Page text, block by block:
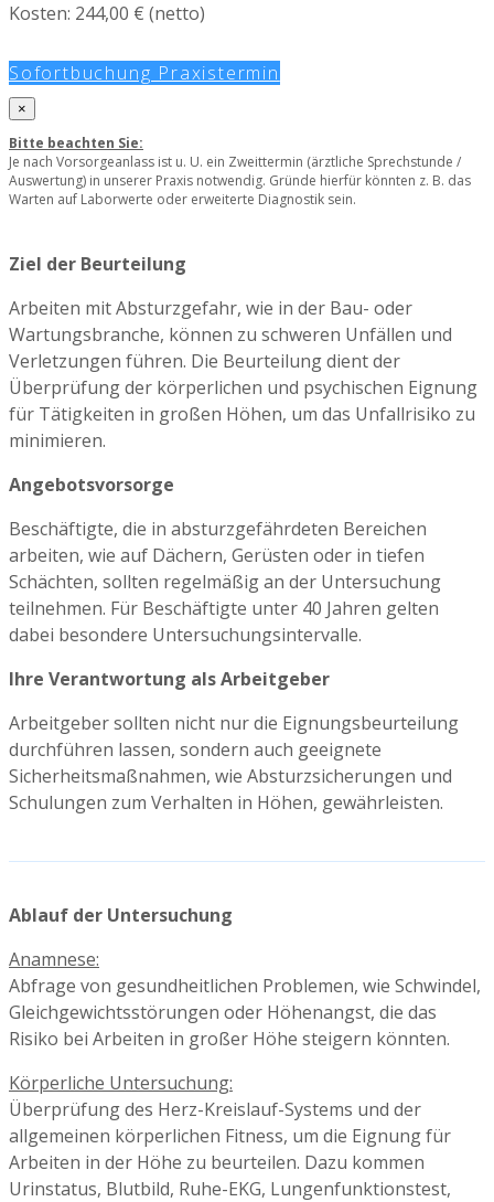
Kosten: 244,00 € (netto)
Sofortbuchung Praxistermin
×
Bitte beachten Sie:
Je nach Vorsorgeanlass ist u. U. ein Zweittermin (ärztliche Sprechstunde /
Auswertung) in unserer Praxis notwendig. Gründe hierfür könnten z. B. das
Warten auf Laborwerte oder erweiterte Diagnostik sein.
Ziel der Beurteilung
Arbeiten mit Absturzgefahr, wie in der Bau- oder
Wartungsbranche, können zu schweren Unfällen und
Verletzungen führen. Die Beurteilung dient der
Überprüfung der körperlichen und psychischen Eignung
für Tätigkeiten in großen Höhen, um das Unfallrisiko zu
minimieren.
Angebotsvorsorge
Beschäftigte, die in absturzgefährdeten Bereichen
arbeiten, wie auf Dächern, Gerüsten oder in tiefen
Schächten, sollten regelmäßig an der Untersuchung
teilnehmen. Für Beschäftigte unter 40 Jahren gelten
dabei besondere Untersuchungsintervalle.
Ihre Verantwortung als Arbeitgeber
Arbeitgeber sollten nicht nur die Eignungsbeurteilung
durchführen lassen, sondern auch geeignete
Sicherheitsmaßnahmen, wie Absturzsicherungen und
Schulungen zum Verhalten in Höhen, gewährleisten.
Ablauf der Untersuchung
Anamnese:
Abfrage von gesundheitlichen Problemen, wie Schwindel,
Gleichgewichtsstörungen oder Höhenangst, die das
Risiko bei Arbeiten in großer Höhe steigern könnten.
Körperliche Untersuchung:
Überprüfung des Herz-Kreislauf-Systems und der
allgemeinen körperlichen Fitness, um die Eignung für
Arbeiten in der Höhe zu beurteilen. Dazu kommen
Urinstatus, Blutbild, Ruhe-EKG, Lungenfunktionstest,